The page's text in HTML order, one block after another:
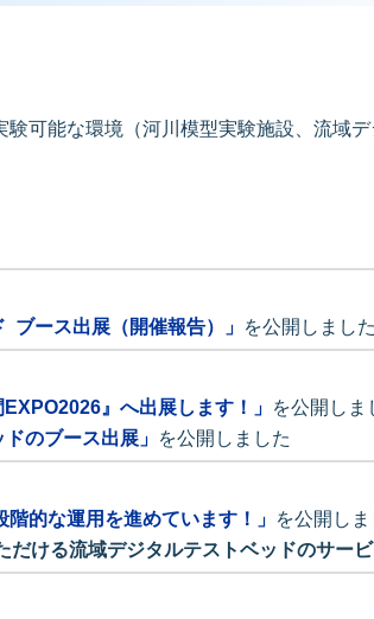
可能な環境（河川模型実験施設、流域
ブース出展（開催報告）」 を公開しました
』へ出展します！」 を公開しま
のブース出展」 を公開しました
的な運用を進めています！」 を公開しま
ける流域デジタルテストベッドのサービ